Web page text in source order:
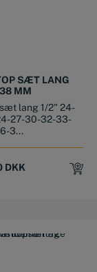
SÆT LANG
MM
lang 1/2" 24-
27-30-32-33-
3...
DKK